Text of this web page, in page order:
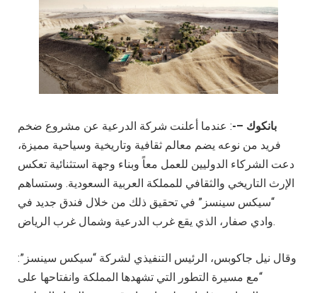
بانكوك –-: عندما أعلنت شركة الدرعية عن مشروع ضخم
فريد من نوعه يضم معالم ثقافية وتاريخية وسياحية مميزة،
دعت الشركاء الدوليين للعمل معاً وبناء وجهة استثنائية تعكس
الإرث التاريخي والثقافي للمملكة العربية السعودية. وستساهم
“سيكس سينسز” في تحقيق ذلك من خلال فندق جديد في
وادي صفار، الذي يقع غرب الدرعية وشمال غرب الرياض.
وقال نيل جاكوبس، الرئيس التنفيذي لشركة “سيكس سينسز”:
“مع مسيرة التطور التي تشهدها المملكة وانفتاحها على